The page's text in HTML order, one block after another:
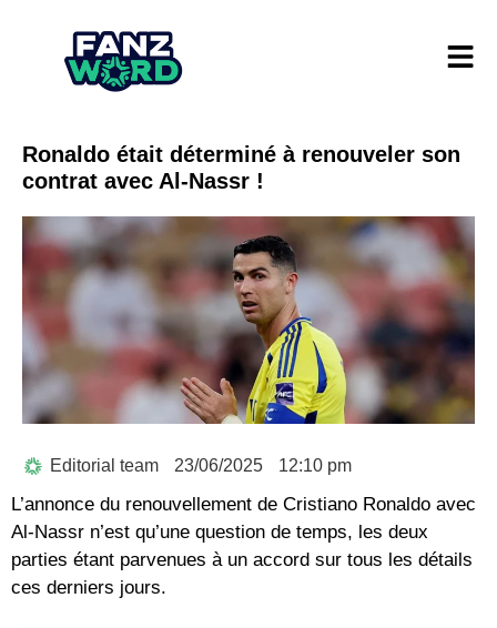
Ronaldo était déterminé à renouveler son
contrat avec Al-Nassr !
Editorial team 23/06/2025 12:10 pm
L’annonce du renouvellement de Cristiano Ronaldo avec
Al-Nassr n’est qu’une question de temps, les deux
parties étant parvenues à un accord sur tous les détails
ces derniers jours.